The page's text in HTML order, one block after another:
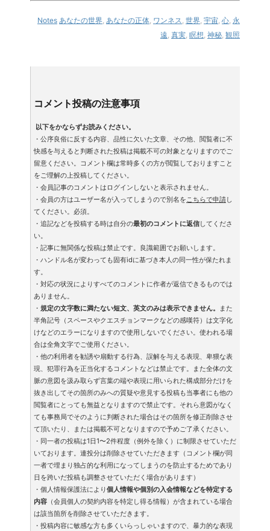
Notes あなたの世界, あなたの正体, ワンネス, 世界, 宇宙, 心, 永
遠, 真実, 瞑想, 神秘, 観照
コメント投稿の注意事項
以下をかならずお読みください。
・公序良俗に反する内容、品性に欠いた文章、その他、閲覧者に不
快感を与えると判断された投稿は掲載不可の対象となりますのでご
留意ください。コメント欄は常時多くの方が閲覧しておりますこと
をご理解の上投稿してください。
・会員記事のコメントはログインしないと表示されません。
・会員の方はユーザー名が入ってしまうので別名をこちらで申請し
てください。必須。
・追記などを投稿する時は自分の最初のコメントに返信してくださ
い。
・記事に無関係な投稿は禁止です。良識範囲でお願いします。
・ハンドル名が変わっても固有idに基づき本人の同一性が保たれま
す。
・対応の状況によりすべてのコメントに作者が返信できるものでは
ありません。
・ 規定の文字数に満たない短文、英文のみは表示できません。
また
半角記号（スペースやクエスチョンマークなどの感嘆符）は文字化
けなどのエラーになりますので使用しないでください。使われる場
合は全角文字でご使用ください。
・他の利用者を勧誘や扇動する行為、誤解を与える表現、卑猥な表
現、犯罪行為を正当化するコメントなどは禁止です。また全体の文
脈の意図を汲み取らず言葉の端や表現に用いられた構成部分だけを
抜き出してその箇所のみへの質疑や意見する投稿も当事者にも他の
閲覧者にとっても無益となりますので禁止です。それら意図がなく
ても事務局でそのように判断された場合はその箇所を修正削除させ
て頂いたり、または掲載不可となりますので予めご了承ください。
・同一者の投稿は1日1〜2件程度（例外を除く）に制限させていただ
いております。連投分は削除させていただきます（コメント欄が同
一者で埋まり独占的な利用になってしまうのを防止するためであり
日を跨いだ投稿も調整させていただく場合があります）
・個人情報保護法により個人情報や個別の入会情報などを特定する
内容 （会員個人の契約内容を特定し得る情報）が含まれている場合
は該当箇所を削除させていただきます。
・投稿内容に敏感な方も多くいらっしゃいますので、暴力的な表現